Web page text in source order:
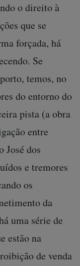
o direito à
que se
forçada, há
Se
temos, no
do entorno do
pista (a obra
entre
José dos
e tremores
os
da
uma série de
estão na
de venda